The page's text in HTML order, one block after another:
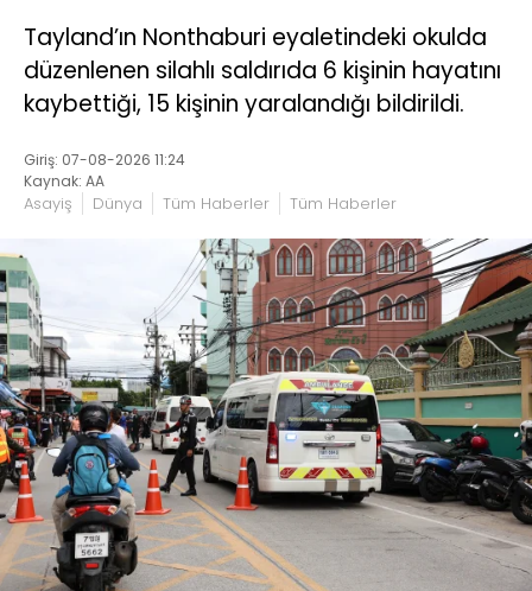
Tayland’ın Nonthaburi eyaletindeki okulda
düzenlenen silahlı saldırıda 6 kişinin hayatını
kaybettiği, 15 kişinin yaralandığı bildirildi.
Giriş: 07-08-2026 11:24
Kaynak: AA
Asayiş Dünya Tüm Haberler Tüm Haberler